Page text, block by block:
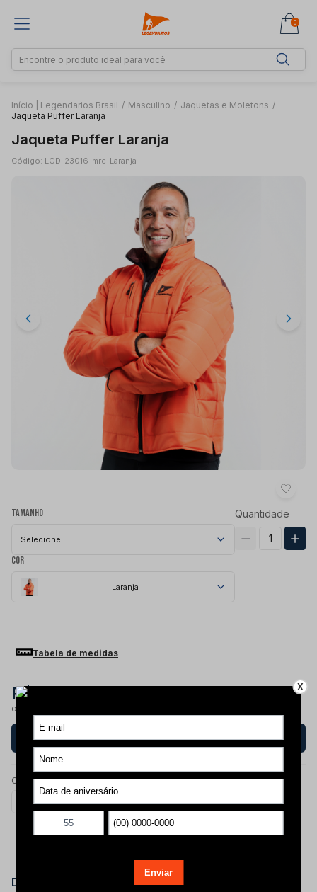
0
Início | Legendarios Brasil / Masculino / Jaquetas e Moletons /
Jaqueta Puffer Laranja
Jaqueta Puffer Laranja
Código: LGD-23016-mrc-Laranja
Tamanho
Selecione
Cor
Laranja
Quantidade
Tabela de medidas
R$ 499,90
ou
Compre agora
Calcule o frete
Calcular frete
Não sei meu CEP?
Descrição do produto
X